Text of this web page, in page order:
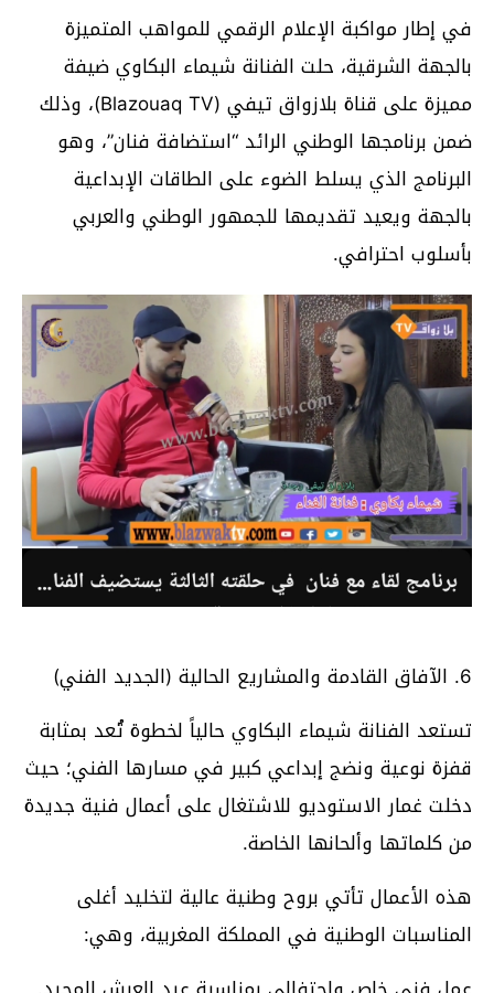
في إطار مواكبة الإعلام الرقمي للمواهب المتميزة
بالجهة الشرقية، حلت الفنانة شيماء البكاوي ضيفة
مميزة على قناة بلازواق تيفي (Blazouaq TV)، وذلك
ضمن برنامجها الوطني الرائد “استضافة فنان”، وهو
البرنامج الذي يسلط الضوء على الطاقات الإبداعية
بالجهة ويعيد تقديمها للجمهور الوطني والعربي
بأسلوب احترافي.
6. الآفاق القادمة والمشاريع الحالية (الجديد الفني)
تستعد الفنانة شيماء البكاوي حالياً لخطوة تُعد بمثابة
قفزة نوعية ونضج إبداعي كبير في مسارها الفني؛ حيث
دخلت غمار الاستوديو للاشتغال على أعمال فنية جديدة
من كلماتها وألحانها الخاصة.
هذه الأعمال تأتي بروح وطنية عالية لتخليد أغلى
المناسبات الوطنية في المملكة المغربية، وهي: